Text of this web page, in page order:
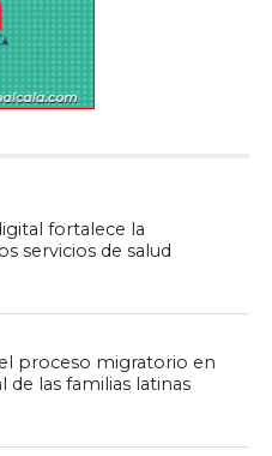
fortalece la
servicios de salud
proceso migratorio en
de las familias latinas